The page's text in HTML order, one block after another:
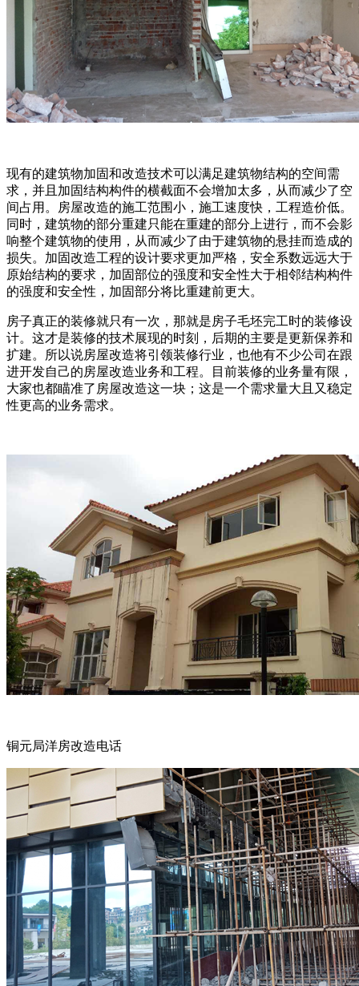
现有的建筑物加固和改造技术可以满足建筑物结构的空间需
求，并且加固结构构件的横截面不会增加太多，从而减少了空
间占用。房屋改造的施工范围小，施工速度快，工程造价低。
同时，建筑物的部分重建只能在重建的部分上进行，而不会影
响整个建筑物的使用，从而减少了由于建筑物的悬挂而造成的
损失。加固改造工程的设计要求更加严格，安全系数远远大于
原始结构的要求，加固部位的强度和安全性大于相邻结构构件
的强度和安全性，加固部分将比重建前更大。
房子真正的装修就只有一次，那就是房子毛坯完工时的装修设
计。这才是装修的技术展现的时刻，后期的主要是更新保养和
扩建。所以说房屋改造将引领装修行业，也他有不少公司在跟
进开发自己的房屋改造业务和工程。目前装修的业务量有限，
大家也都瞄准了房屋改造这一块；这是一个需求量大且又稳定
性更高的业务需求。
铜元局洋房改造电话